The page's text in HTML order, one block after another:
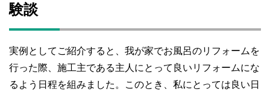
験談
実例としてご紹介すると、我が家でお風呂のリフォームを
行った際、施工主である主人にとって良いリフォームにな
るよう日程を組みました。このとき、私にとっては良い日